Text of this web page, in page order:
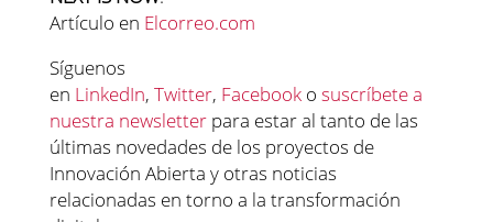
Artículo en Elcorreo.com
Síguenos
en LinkedIn, Twitter, Facebooko suscríbete a
nuestra newsletterpara estar al tanto de las
últimas novedades de los proyectos de
Innovación Abierta y otras noticias
relacionadas en torno a la transformación